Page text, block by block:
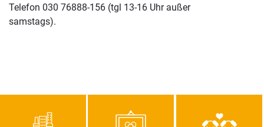
Telefon 030 76888-156 (tgl 13-16 Uhr außer
samstags).